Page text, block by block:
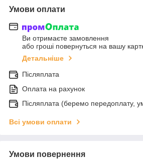
Умови оплати
Ви отримаєте замовлення
або гроші повернуться на вашу
Детальніше
Післяплата
Оплата на рахунок
Післяплата (беремо передоплату,
Всі умови оплати
Умови повернення